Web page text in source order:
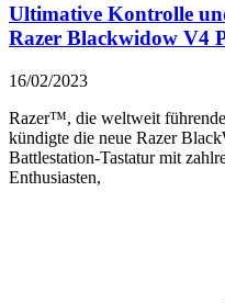
Ultimative Kontrolle
Razer Blackwidow V4
16/02/2023
Razer™, die weltweit
kündigte die neue Razer
Battlestation-Tastatur mit
Enthusiasten,